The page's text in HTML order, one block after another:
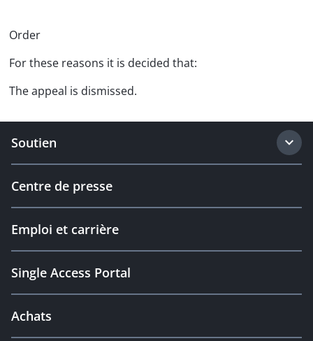
Order
For these reasons it is decided that:
The appeal is dismissed.
Soutien
Centre de presse
Emploi et carrière
Single Access Portal
Achats